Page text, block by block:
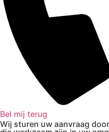
Bel mij terug
Wij sturen uw aanvraag